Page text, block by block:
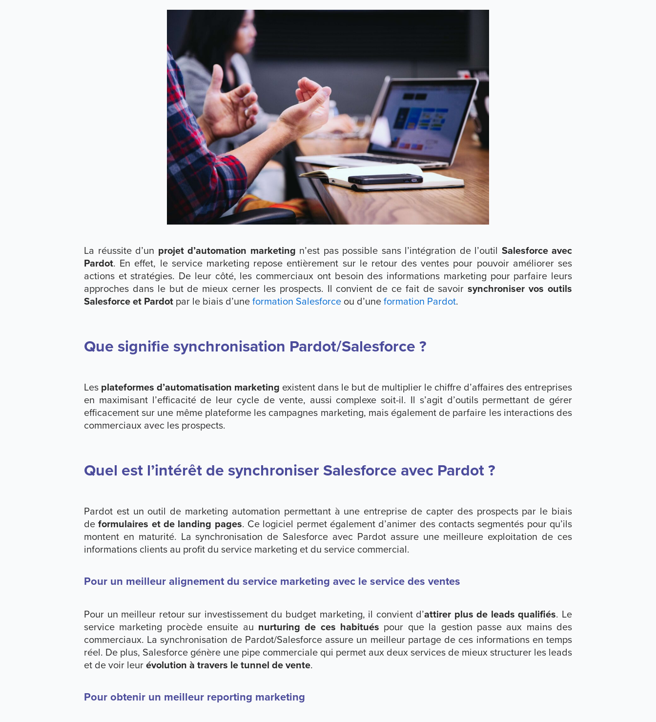
La réussite d’un projet d’automation marketing n’est pas possible sans l’intégration de l’outil Salesforce avec
Pardot. En effet, le service marketing repose entièrement sur le retour des ventes pour pouvoir améliorer ses
actions et stratégies. De leur côté, les commerciaux ont besoin des informations marketing pour parfaire leurs
approches dans le but de mieux cerner les prospects. Il convient de ce fait de savoirsynchroniser vos outils
Salesforce et Pardot par le biais d’uneformation Salesforce ou d’uneformation Pardot.
Que signifie synchronisation Pardot/Salesforce ?
Les plateformes d’automatisation marketing existent dans le but de multiplier le chiffre d’affaires des entreprises
en maximisant l’efficacité de leur cycle de vente, aussi complexe soit-il. Il s’agit d’outils permettant de gérer
efficacement sur une même plateforme les campagnes marketing, mais également de parfaire les interactions des
commerciaux avec les prospects.
Quel est l’intérêt de synchroniser Salesforce avec Pardot ?
Pardot est un outil de marketing automation permettant à une entreprise de capter des prospects par le biais
deformulaires et de landing pages. Ce logiciel permet également d’animer des contacts segmentés pour qu’ils
montent en maturité. La synchronisation de Salesforce avec Pardot assure une meilleure exploitation de ces
informations clients au profit du service marketing et du service commercial.
Pour un meilleur alignement du service marketing avec le service des ventes
Pour un meilleur retour sur investissement du budget marketing, il convient d’attirer plus de leads qualifiés. Le
service marketing procède ensuite au nurturing de ces habitués pour que la gestion passe aux mains des
commerciaux. La synchronisation de Pardot/Salesforce assure un meilleur partage de ces informations en temps
réel. De plus, Salesforce génère une pipe commerciale qui permet aux deux services de mieux structurer les leads
et de voir leurévolution à travers le tunnel de vente.
Pour obtenir un meilleur reporting marketing